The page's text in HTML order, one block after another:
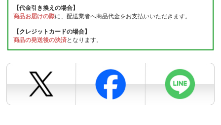
【代金引き換えの場合】
商品お届けの際に、配送業者へ商品代金をお支払いいただきます。
【クレジットカードの場合】
商品の発送後の決済となります。